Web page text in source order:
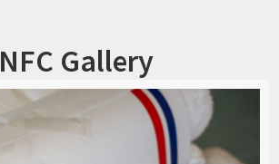
NFC Gallery